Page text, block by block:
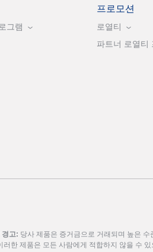
그램
프로모션
로열티
파트너 로열티
경고: 당사 제품은 증거금으로 거래되며 높은
러한 제품은 모든 사람에게 적합하지 않을 수